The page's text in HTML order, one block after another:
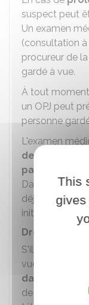
suspect peut
Un examen
(consultation
procureur de
gardé à vue.
À tout
un OPJ peut
personne
L'examen
demandé
par
la
Dans ce cas,
déjà prévu à la
initiative du
Droit d'être
S'il ne maîtrise
vue a le droit
dans une
de l'interprète
This